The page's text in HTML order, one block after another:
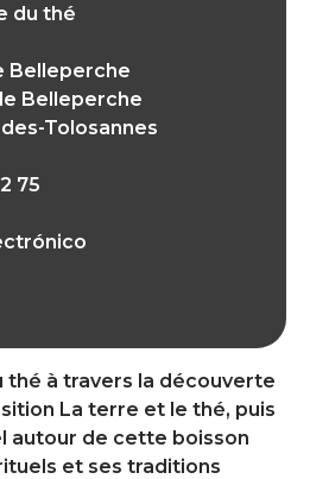
thé à travers la découverte
La terre et le thé, puis
autour de cette boisson
et ses traditions
du thé
Belleperche
Belleperche
Tolosannes
75